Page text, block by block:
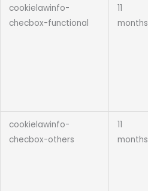
cookielawinfo-
checbox-functional
11
months
cookielawinfo-
checbox-others
11
months